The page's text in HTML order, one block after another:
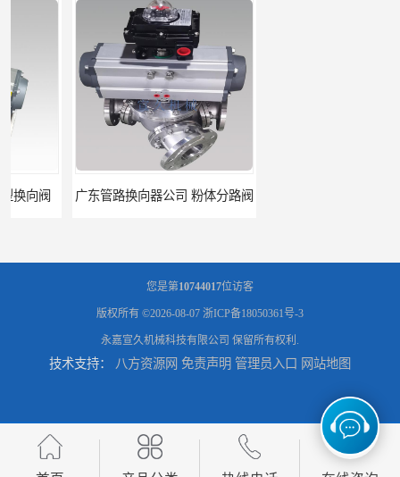
广东管路换向器公司 粉体分路阀 河北气动球阀直供 管道换向器
粉体三通阀 北京Y型三通阀 C12-26不锈钢三通阀 浙江不锈钢球阀直销
您是第10744017位访客
版权所有 ©2026-08-07 浙ICP备18050361号-3
永嘉宣久机械科技有限公司 保留所有权利.
技术支持： 八方资源网 免责声明 管理员入口 网站地图